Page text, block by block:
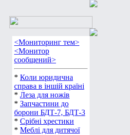
<Мониторинг тем>
<Монитор
сообщений>
* Коли юридична
справа в іншій країні
* Леза для ножів
* Запчастини до
борони БДТ-7, БДТ-3
* Срібні хрестики
* Меблі для дитячої